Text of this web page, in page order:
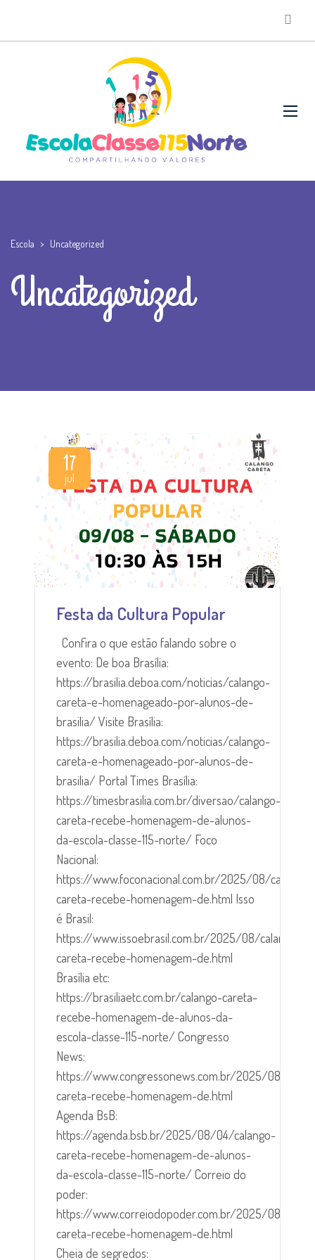
Escola > Uncategorized
Uncategorized
17
jul
Festa da Cultura Popular
Confira o que estão falando sobre o
evento: De boa Brasília:
https://brasilia.deboa.com/noticias/calango-
careta-e-homenageado-por-alunos-de-
brasilia/ Visite Brasília:
https://brasilia.deboa.com/noticias/calango-
careta-e-homenageado-por-alunos-de-
brasilia/ Portal Times Brasília:
https://timesbrasilia.com.br/diversao/calango-
careta-recebe-homenagem-de-alunos-
da-escola-classe-115-norte/ Foco
Nacional:
https://www.foconacional.com.br/2025/08/calango-
careta-recebe-homenagem-de.html Isso
é Brasil:
https://www.issoebrasil.com.br/2025/08/calango-
careta-recebe-homenagem-de.html
Brasília etc:
https://brasiliaetc.com.br/calango-careta-
recebe-homenagem-de-alunos-da-
escola-classe-115-norte/ Congresso
News:
https://www.congressonews.com.br/2025/08/
careta-recebe-homenagem-de.html
Agenda BsB:
https://agenda.bsb.br/2025/08/04/calango-
careta-recebe-homenagem-de-alunos-
da-escola-classe-115-norte/ Correio do
poder:
https://www.correiodopoder.com.br/2025/08/
careta-recebe-homenagem-de.html
Cheia de segredos: